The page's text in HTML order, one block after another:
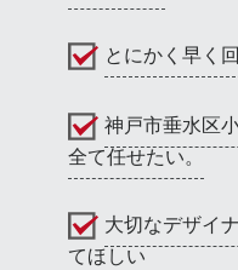
とにかく早く
神戸市垂水区
全て任せたい。
大切なデザイ
てほしい